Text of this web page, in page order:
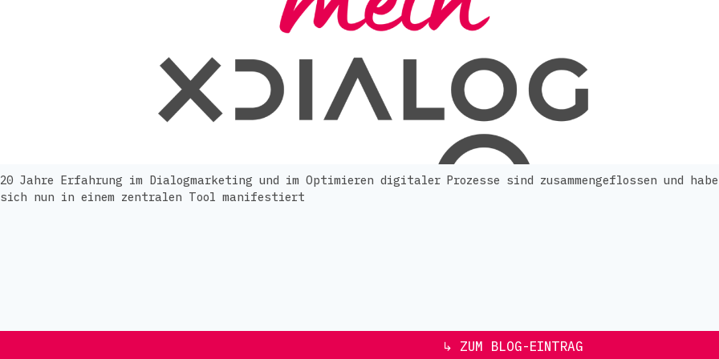
20 Jahre Erfahrung im Dialogmarketing und im Optimieren digitaler Prozesse sind zusammengeflossen und
sich nun in einem zentralen Tool manifestiert
↳ ZUM BLOG-EINTRAG